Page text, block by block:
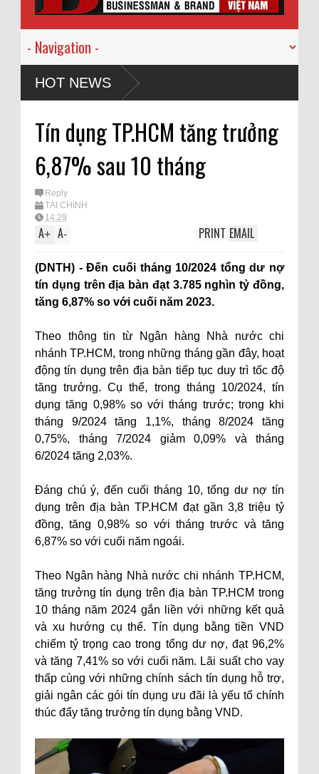
HOT NEWS
Tín dụng TP.HCM tăng trưởng
6,87% sau 10 tháng
Reply
TÀI CHÍNH
14:29
A+ A- EMAIL
PRINT
(DNTH) - Đến cuối tháng 10/2024 tổng dư nợ
tín dụng trên địa bàn đạt 3.785 nghìn tỷ đồng,
tăng 6,87% so với cuối năm 2023.
Theo thông tin từ Ngân hàng Nhà nước chi
nhánh TP.HCM, trong những tháng gần đây, hoạt
động tín dụng trên địa bàn tiếp tục duy trì tốc độ
tăng trưởng. Cụ thể, trong tháng 10/2024, tín
dụng tăng 0,98% so với tháng trước; trong khi
tháng 9/2024 tăng 1,1%, tháng 8/2024 tăng
0,75%, tháng 7/2024 giảm 0,09% và tháng
6/2024 tăng 2,03%.
Đáng chú ý, đến cuối tháng 10, tổng dư nợ tín
dụng trên địa bàn TP.HCM đạt gần 3,8 triệu tỷ
đồng, tăng 0,98% so với tháng trước và tăng
6,87% so với cuối năm ngoái.
Theo Ngân hàng Nhà nước chi nhánh TP.HCM,
tăng trưởng tín dụng trên địa bàn TP.HCM trong
10 tháng năm 2024 gắn liền với những kết quả
và xu hướng cụ thể. Tín dụng bằng tiền VND
chiếm tỷ trọng cao trong tổng dư nợ, đạt 96,2%
và tăng 7,41% so với cuối năm. Lãi suất cho vay
thấp cùng với những chính sách tín dụng hỗ trợ,
giải ngân các gói tín dụng ưu đãi là yếu tố chính
thúc đẩy tăng trưởng tín dụng bằng VND.